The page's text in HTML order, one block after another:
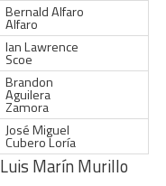
Bernald Alfaro
Alfaro
Ian Lawrence
Scoe
Brandon
Aguilera
Zamora
José Miguel
Cubero Loría
Luis Marín Murillo